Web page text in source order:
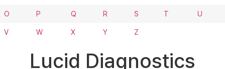
O P Q R S T U
V W X Y Z
Lucid Diagnostics